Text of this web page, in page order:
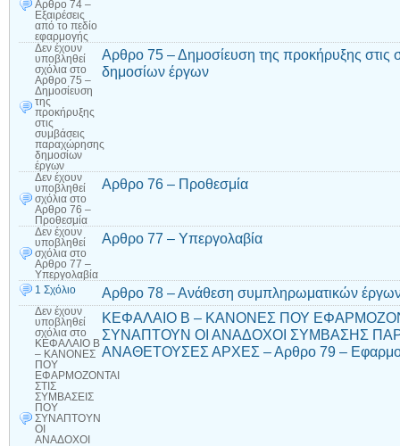
Αρθρο 74 –
Εξαιρέσεις
από το πεδίο
εφαρμογής
Δεν έχουν
υποβληθεί
σχόλια στο
Αρθρο 75 –
Δημοσίευση
της
προκήρυξης
στις
συμβάσεις
παραχώρησης
δημοσίων
έργων
Αρθρο 75 – Δημοσίευση της προκήρυξης
δημοσίων έργων
Δεν έχουν
υποβληθεί
σχόλια στο
Αρθρο 76 –
Προθεσμία
Αρθρο 76 – Προθεσμία
Δεν έχουν
υποβληθεί
σχόλια στο
Αρθρο 77 –
Υπεργολαβία
Αρθρο 77 – Υπεργολαβία
1 Σχόλιο Αρθρο 78 – Ανάθεση συμπληρωματικών
Δεν έχουν
υποβληθεί
σχόλια στο
ΚΕΦΑΛΑΙΟ Β
– ΚΑΝΟΝΕΣ
ΠΟΥ
ΕΦΑΡΜΟΖΟΝΤΑΙ
ΣΤΙΣ
ΣΥΜΒΑΣΕΙΣ
ΠΟΥ
ΣΥΝΑΠΤΟΥΝ
ΟΙ
ΑΝΑΔΟΧΟΙ
ΚΕΦΑΛΑΙΟ Β – ΚΑΝΟΝΕΣ ΠΟΥ
ΣΥΝΑΠΤΟΥΝ ΟΙ ΑΝΑΔΟΧΟΙ ΣΥΜΒΑΣΗΣ
ΑΝΑΘΕΤΟΥΣΕΣ ΑΡΧΕΣ – Αρθρο 79 –